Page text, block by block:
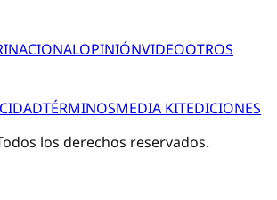
NACIONALOPINIÓNVIDEOOTROS
TÉRMINOSMEDIA KITEDICIONES
los derechos reservados.